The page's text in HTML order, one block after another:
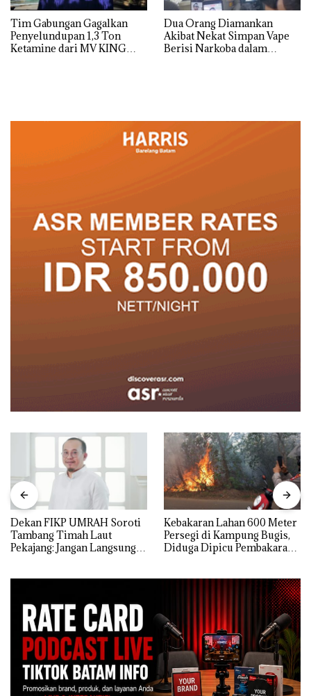
Tim Gabungan Gagalkan
Penyelundupan 1,3 Ton
Ketamine dari MV KING
Dua Orang Diamankan
Akibat Nekat Simpan Vape
Berisi Narkoba dalam
Dekan FIKP UMRAH Soroti
Tambang Timah Laut
Pekajang: Jangan Langsung
Kebakaran Lahan 600 Meter
Persegi di Kampung Bugis,
Diduga Dipicu Pembakaran